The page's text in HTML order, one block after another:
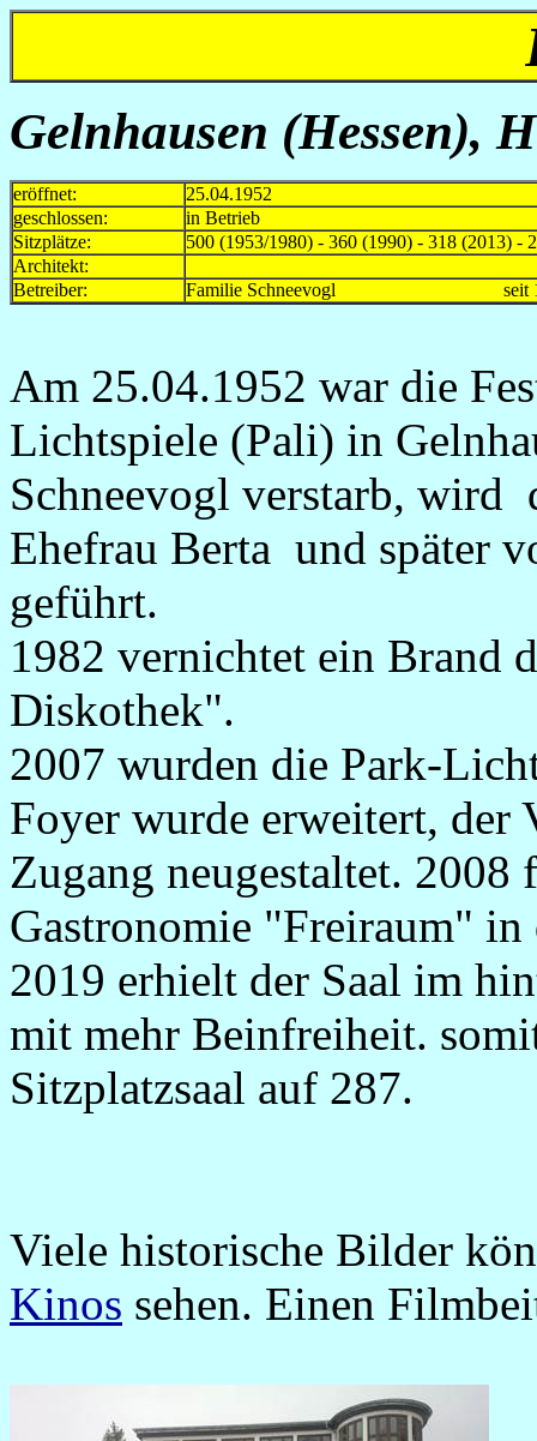
Gelnhausen (Hessen),
eröffnet:
25.04.1952
geschlossen:
in Betrieb
Sitzplätze:
500 (1953/1980) - 360 (1990) - 318 (2013) -
Architekt:
Betreiber:
Familie Schneevogl seit
Am 25.04.1952 war die
Lichtspiele (Pali) in
Schneevogl verstarb, wird
Ehefrau Berta und später
geführt.
1982 vernichtet ein Brand
Diskothek".
2007 wurden die Park-
Foyer wurde erweitert, der
Zugang neugestaltet.
Gastronomie "Freiraum"
2019 erhielt der Saal im
mit mehr Beinfreiheit.
Sitzplatzsaal auf 287.
Viele historische Bilder
Kinos sehen. Einen